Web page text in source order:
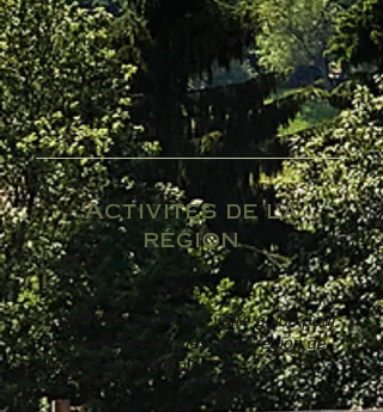
Activités de la
région
L'Office du Tourisme : votre guide pour
découvrir les activités de la région de
Vresses-sur-Semois !